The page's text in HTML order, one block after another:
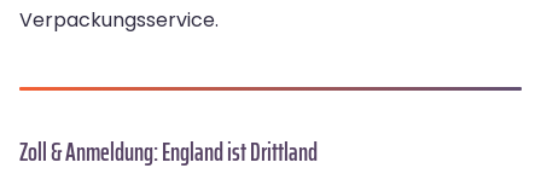
Verpackungsservice.
Zoll & Anmeldung: England ist Drittland